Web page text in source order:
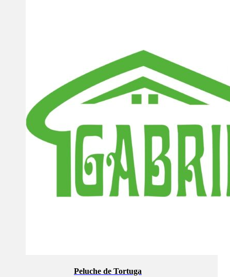
Peluche de Tortuga